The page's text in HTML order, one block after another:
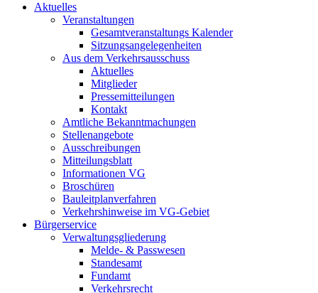
Aktuelles
Veranstaltungen
Gesamtveranstaltungs Kalender
Sitzungsangelegenheiten
Aus dem Verkehrsausschuss
Aktuelles
Mitglieder
Pressemitteilungen
Kontakt
Amtliche Bekanntmachungen
Stellenangebote
Ausschreibungen
Mitteilungsblatt
Informationen VG
Broschüren
Bauleitplanverfahren
Verkehrshinweise im VG-Gebiet
Bürgerservice
Verwaltungsgliederung
Melde- & Passwesen
Standesamt
Fundamt
Verkehrsrecht